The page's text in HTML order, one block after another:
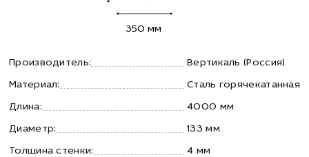
350 мм
Производитель: Вертикаль (Россия)
Материал: Сталь горячекатанная
Длина: 4000 мм
Диаметр: 133 мм
Толщина стенки: 4 мм